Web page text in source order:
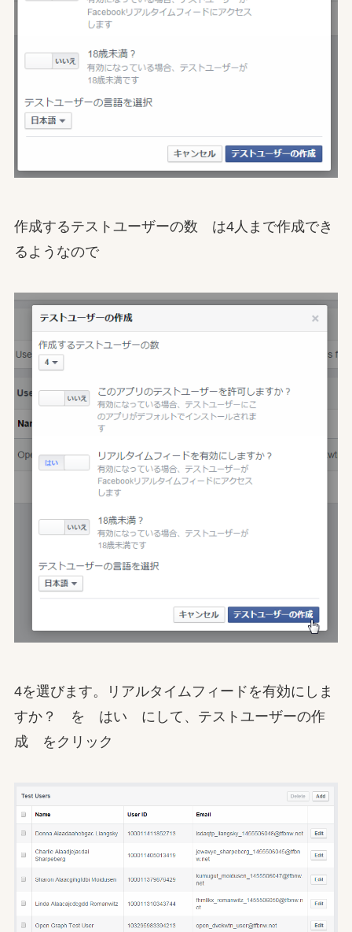
作成するテストユーザーの数 は4人まで作成でき
るようなので
4を選びます。リアルタイムフィードを有効にしま
すか？ を はい にして、テストユーザーの作
成 をクリック